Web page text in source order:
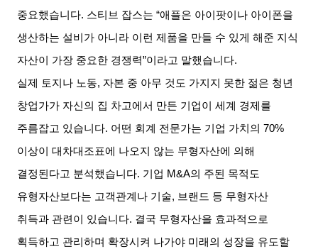
중요했습니다. 스티브 잡스는 “애플은 아이팟이나 아이폰을
생산하는 설비가 아니라 이런 제품을 만들 수 있게 해준 지식
자산이 가장 중요한 경쟁력”이라고 말했습니다.
실제 토지나 노동, 자본 중 아무 것도 가지지 못한 젊은 청년
창업가가 자신의 집 차고에서 만든 기업이 세계 경제를
주름잡고 있습니다. 어떤 회계 전문가는 기업 가치의 70%
이상이 대차대조표에 나오지 않는 무형자산에 의해
결정된다고 분석했습니다. 기업 M&A의 주된 목적도
유형자산보다는 고객관계나 기술, 브랜드 등 무형자산
취득과 관련이 있습니다. 결국 무형자산을 효과적으로
획득하고 관리하며 확장시켜 나가야 미래의 성장을 유도할